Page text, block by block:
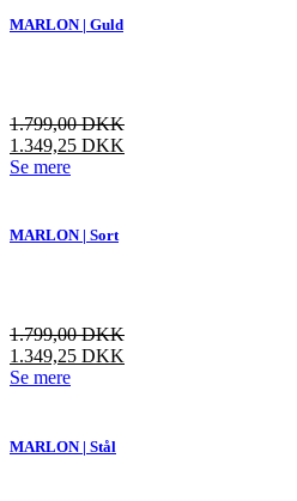
flere
på
varesiden
MARLON | Guld
1.799,00DKK
1.349,25 DKK
Se mereDette
flere
på
varesiden
MARLON | Sort
1.799,00DKK
1.349,25 DKK
Se mereDette
flere
varianter.
MARLON | Stål